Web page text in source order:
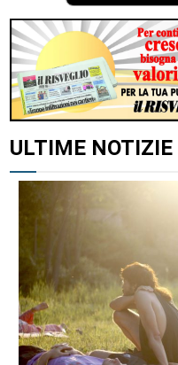
ALTRI ARTICOLI